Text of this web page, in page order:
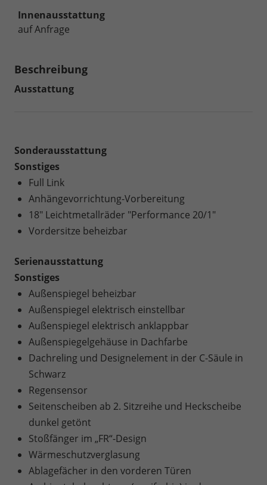
Innenausstattung
auf Anfrage
Beschreibung
Ausstattung
Sonderausstattung
Sonstiges
Full Link
Anhängevorrichtung-Vorbereitung
18" Leichtmetallräder "Performance 20/1"
Vordersitze beheizbar
Serienausstattung
Sonstiges
Außenspiegel beheizbar
Außenspiegel elektrisch einstellbar
Außenspiegel elektrisch anklappbar
Außenspiegelgehäuse in Dachfarbe
Dachreling und Designelement in der C-Säule in
Schwarz
Regensensor
Seitenscheiben ab 2. Sitzreihe und Heckscheibe
dunkel getönt
Stoßfänger im „FR“-Design
Wärmeschutzverglasung
Ablagefächer in den vorderen Türen